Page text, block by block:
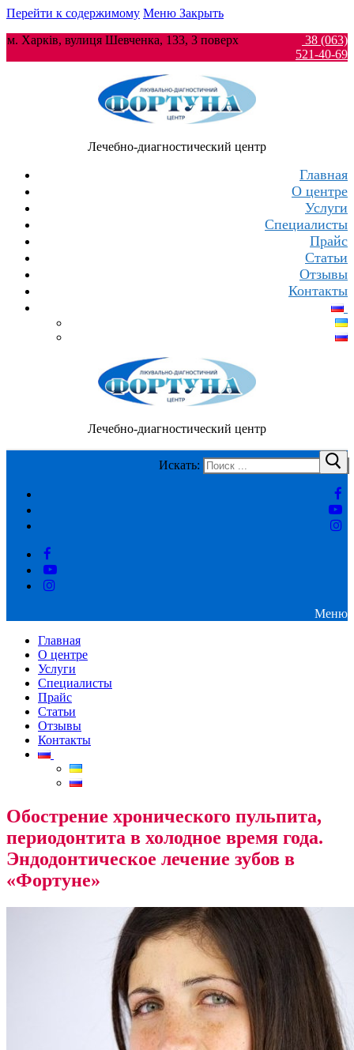
Перейти к содержимому Меню Закрыть
м. Харків, вулиця Шевченка, 133, 3 поверх
38 (063)
521-40-69
Лечебно-диагностический центр
Главная
О центре
Услуги
Специалисты
Прайс
Статьи
Отзывы
Контакты
Лечебно-диагностический центр
Искать:
Меню
Главная
О центре
Услуги
Специалисты
Прайс
Статьи
Отзывы
Контакты
Обострение хронического пульпита,
периодонтита в холодное время года.
Эндодонтическое лечение зубов в
«Фортуне»